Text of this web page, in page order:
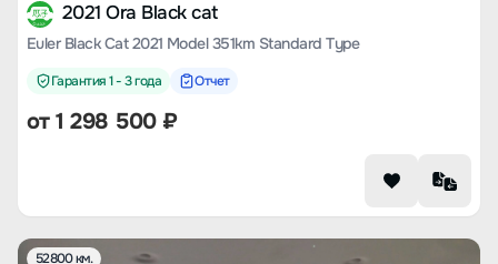
2021 Ora Black cat
Euler Black Cat 2021 Model 351km Standard Type
Гарантия 1 - 3 года Отчет
от1 298 500₽
52800 км.